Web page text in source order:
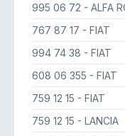
995 06 72 - ALFA
767 87 17 - FIAT
994 74 38 - FIAT
608 06 355 - FIAT
759 12 15 - FIAT
759 12 15 - LANCIA